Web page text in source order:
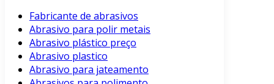
Fabricante de abrasivos
Abrasivo para polir metais
Abrasivo plástico preço
Abrasivo plastico
Abrasivo para jateamento